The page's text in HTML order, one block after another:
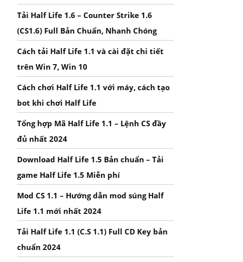
Tải Half Life 1.6 – Counter Strike 1.6
(CS1.6) Full Bản Chuẩn, Nhanh Chóng
Cách tải Half Life 1.1 và cài đặt chi tiết
trên Win 7, Win 10
Cách chơi Half Life 1.1 với máy, cách tạo
bot khi chơi Half Life
Tổng hợp Mã Half Life 1.1 – Lệnh CS đầy
đủ nhất 2024
Download Half Life 1.5 Bản chuẩn – Tải
game Half Life 1.5 Miễn phí
Mod CS 1.1 – Hướng dẫn mod súng Half
Life 1.1 mới nhất 2024
Tải Half Life 1.1 (C.S 1.1) Full CD Key bản
chuẩn 2024